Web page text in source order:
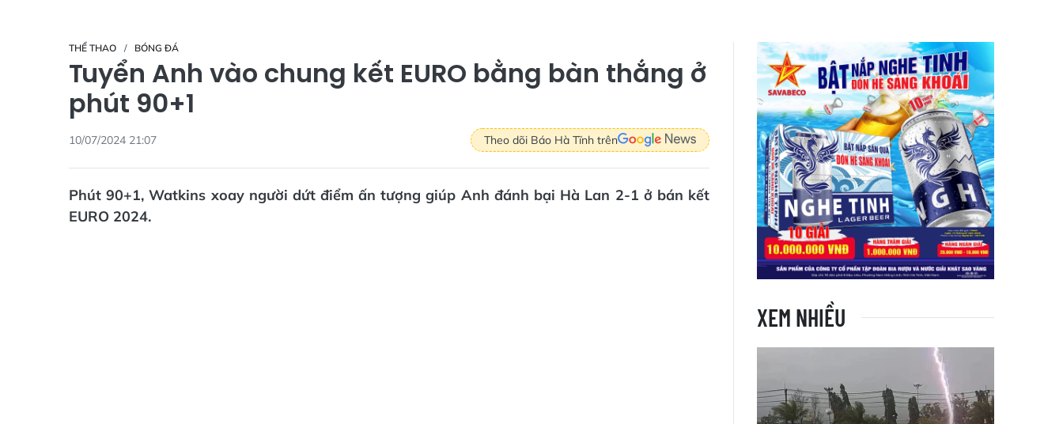
THỂ THAO BÓNG ĐÁ
Tuyển Anh vào chung kết EURO bằng bàn thắng ở
phút 90+1
10/07/2024 21:07 Theo dõi Báo Hà Tĩnh trên
Phút 90+1, Watkins xoay người dứt điểm ấn tượng giúp Anh đánh bại Hà Lan 2-1 ở bán kết
EURO 2024.
XEM NHIỀU